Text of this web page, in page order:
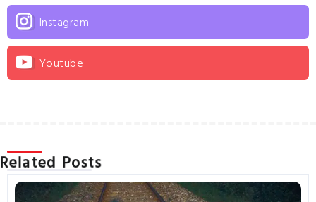
Instagram
Youtube
Related Posts